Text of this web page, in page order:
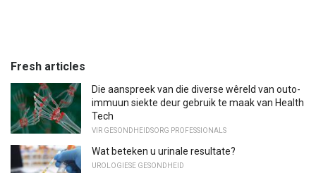
Fresh articles
Die aanspreek van die diverse wêreld van outo-
immuun siekte deur gebruik te maak van Health
Tech
VIR GESONDHEIDSORG PROFESSIONALS
Wat beteken u urinale resultate?
UROLOGIESE GESONDHEID